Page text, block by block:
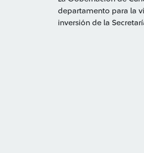
departamento para la
inversión de la